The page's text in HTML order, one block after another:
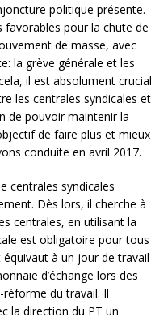
politique présente.
pour la chute de
de masse, avec
la grève générale et les
il est absolument crucial
les centrales syndicales et
de pouvoir maintenir la
de faire plus et mieux
conduite en avril 2017.
centrales syndicales
Dès lors, il cherche à
centrales, en utilisant la
est obligatoire pour tous
à un jour de travail
d’échange lors des
du travail. Il
la direction du PT un